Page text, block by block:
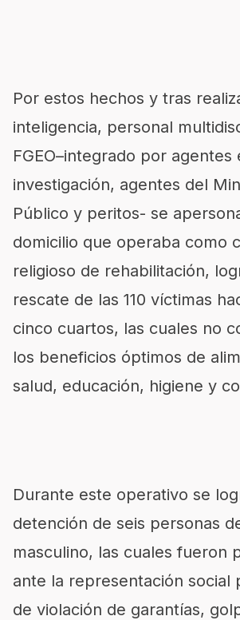
Por estos hechos y tras
inteligencia, personal
FGEO–integrado por agentes
investigación, agentes del
Público y peritos- se
domicilio que operaba como
religioso de rehabilitación,
rescate de las 110 víctimas
cinco cuartos, las cuales no
los beneficios óptimos de
salud, educación, higiene y
Durante este operativo se
detención de seis personas
masculino, las cuales fueron
ante la representación social
de violación de garantías,